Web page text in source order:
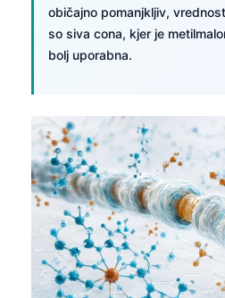
običajno pomanjkljiv,
so siva cona, kjer je
bolj uporabna.